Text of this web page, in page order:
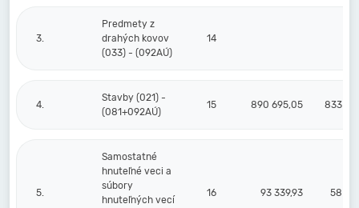
3.
Predmety z
drahých kovov
(033) - (092AÚ)
14
4.
Stavby (021) -
(081+092AÚ)
15 890 695,05 833
5.
Samostatné
hnuteľné veci a
súbory
hnuteľných vecí
16 93 339,93 58